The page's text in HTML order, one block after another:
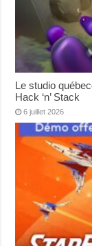
Le studio
Hack ‘n’ Stack
6 juillet 2026